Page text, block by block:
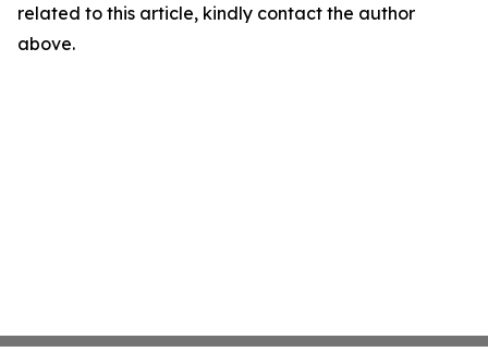
related to this article, kindly contact the author
above.